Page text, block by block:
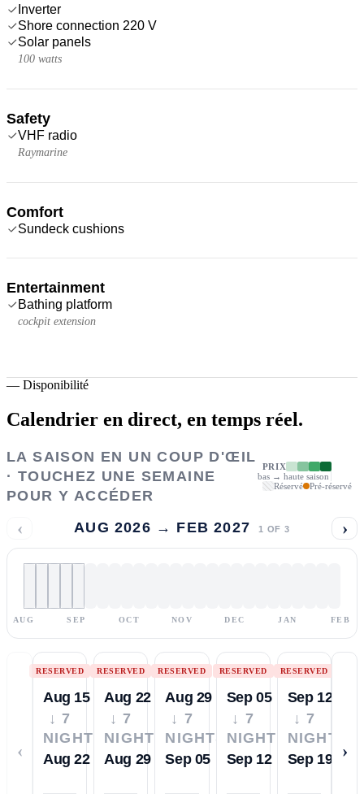
Inverter
Shore connection 220 V
Solar panels
100 watts
Safety
VHF radio
Raymarine
Comfort
Sundeck cushions
Entertainment
Bathing platform
cockpit extension
— Disponibilité
Calendrier en direct, en temps réel.
LA SAISON EN UN COUP D'ŒIL
· TOUCHEZ UNE SEMAINE
POUR Y ACCÉDER
PRIX
bas → haute saison
Réservé
Pré-réservé
‹ AUG 2026 → FEB 2027 1 OF 3 ›
AUG SEP OCT NOV DEC JAN FEB
‹
RESERVED
Aug 15
↓ 7
NIGHTS
Aug 22
RESERVED
Aug 22
↓ 7
NIGHTS
Aug 29
RESERVED
Aug 29
↓ 7
NIGHTS
Sep 05
RESERVED
Sep 05
↓ 7
NIGHTS
Sep 12
RESERVED
Sep 12
↓ 7
NIGHTS
Sep 19
›